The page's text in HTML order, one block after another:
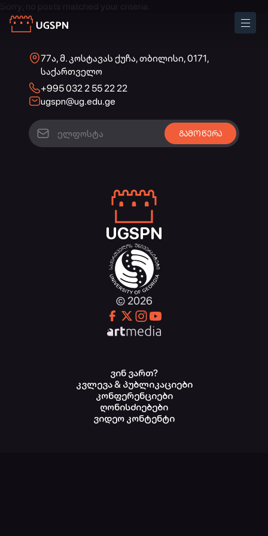
Sorry, no posts matched your criteria.
77ა, მ. კოსტავას ქუჩა, თბილისი, 0171,
საქართველო
+995 032 2 55 22 22
ugspn@ug.edu.ge
UGSPN
© 2026
ვინ ვართ?
კვლევა & პუბლიკაციები
კონფერენციები
ღონისძიებები
ვიდეო კონტენტი